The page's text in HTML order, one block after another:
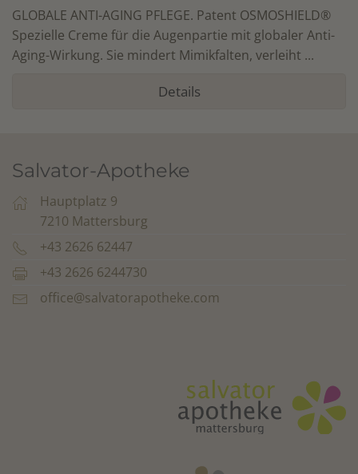
GLOBALE ANTI-AGING PFLEGE. Patent OSMOSHIELD®
Spezielle Creme für die Augenpartie mit globaler Anti-
Aging-Wirkung. Sie mindert Mimikfalten, verleiht ...
Details
Salvator-Apotheke
Hauptplatz 9
7210 Mattersburg
+43 2626 62447
+43 2626 6244730
office@salvatorapotheke.com